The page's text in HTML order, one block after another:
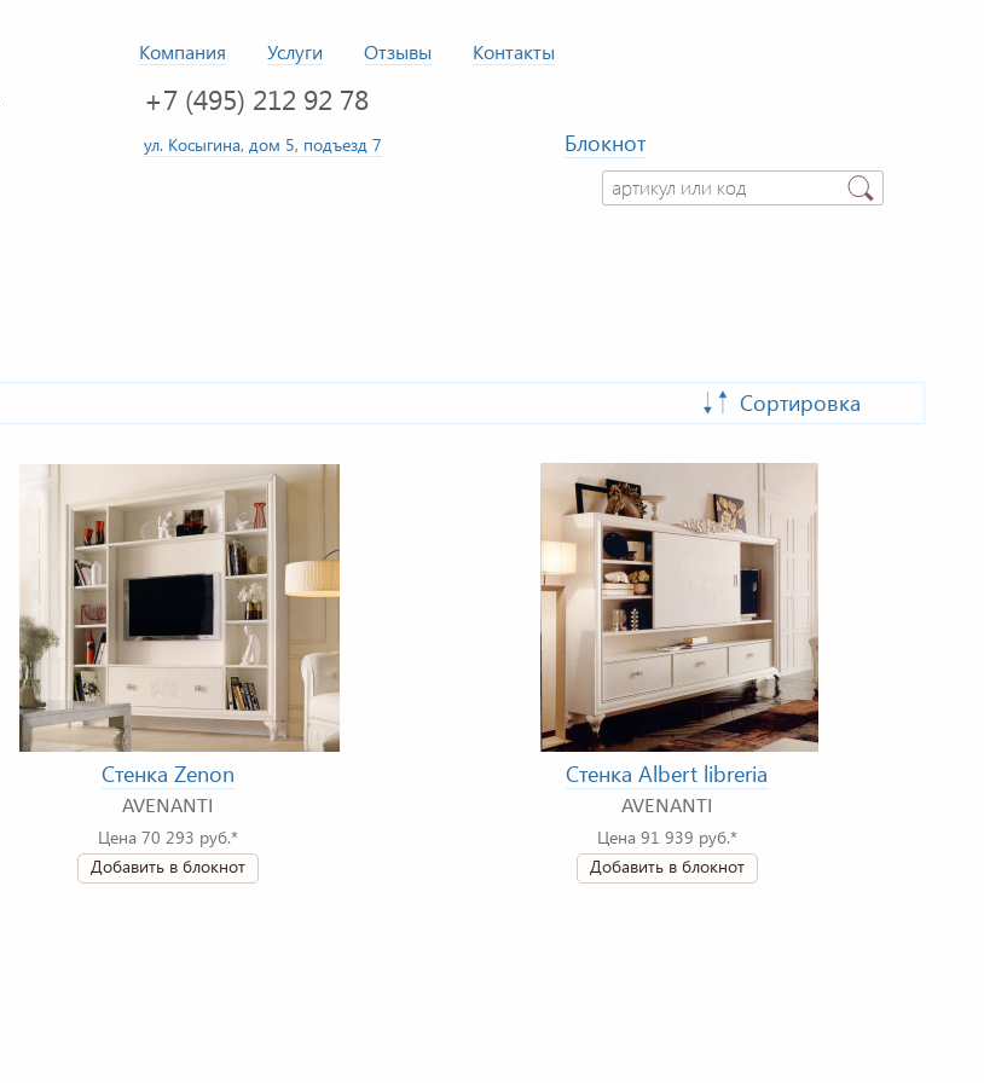
Компания Услуги Отзывы Контакты
+7 (495) 212 92 78
ул. Косыгина, дом 5, подъезд 7
Блокнот
Сортировка
Стенка Zenon
AVENANTI
Цена 70 293 руб.*
Добавить в блокнот
Стенка Albert libreria
AVENANTI
Цена 91 939 руб.*
Добавить в блокнот